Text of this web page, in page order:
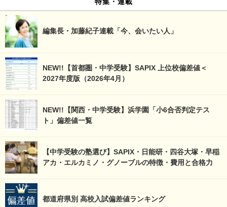
編集長・加藤紀子連載「今、会いたい人」
NEW!!【首都圏・中学受験】SAPIX 上位校偏差値＜
2027年度版（2026年4月）
NEW!!【関西・中学受験】浜学園「小6合否判定テス
ト」偏差値一覧
【中学受験の塾選び】SAPIX・日能研・四谷大塚・早稲
アカ・エルカミノ・グノーブルの特徴・費用と合格力
都道府県別 高校入試偏差値ランキング